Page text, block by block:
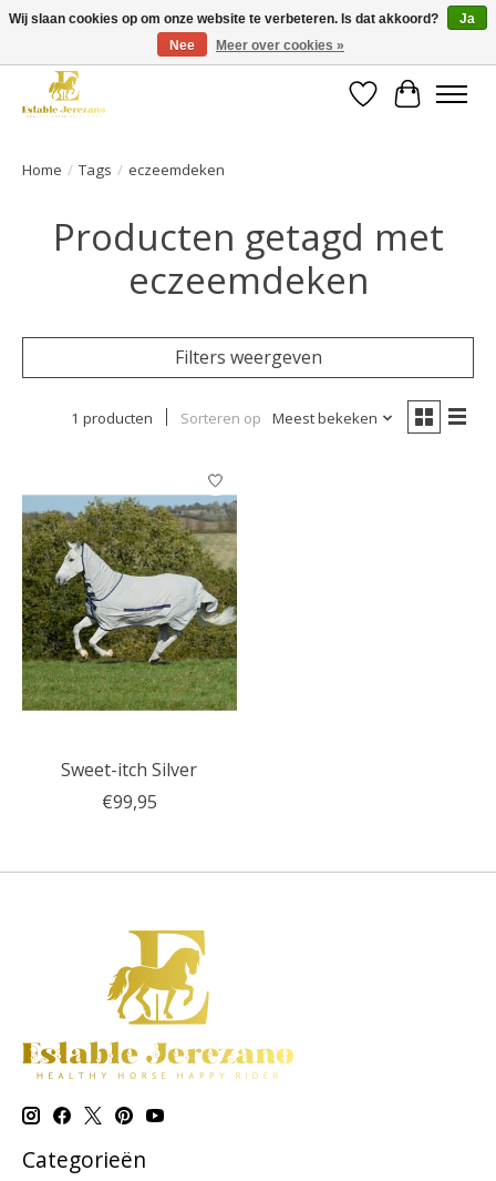
Gratis verzending vanaf €49 op een groot deel van ons assortiment
Verlanglijst
Home / Tags / eczeemdeken
Producten getagd met
eczeemdeken
Filters weergeven
1 producten Sorteren op Meest bekeken
Sweet-itch Silver
€99,95
Categorieën
Wij slaan cookies op om onze website te verbeteren. Is dat akkoord?
Ja
Nee
Meer over cookies »